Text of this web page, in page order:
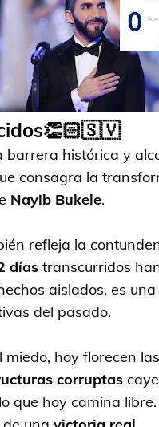
barrera histórica y
consagra la
Nayib Bukele.
refleja la
días transcurridos
aislados, es
del pasado.
hoy florecen
corruptas
que hoy camina libre.